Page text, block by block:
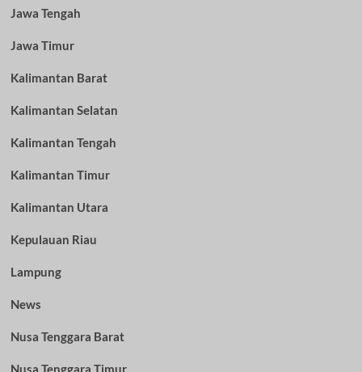
Jawa Tengah
Jawa Timur
Kalimantan Barat
Kalimantan Selatan
Kalimantan Tengah
Kalimantan Timur
Kalimantan Utara
Kepulauan Riau
Lampung
News
Nusa Tenggara Barat
Nusa Tenggara Timur